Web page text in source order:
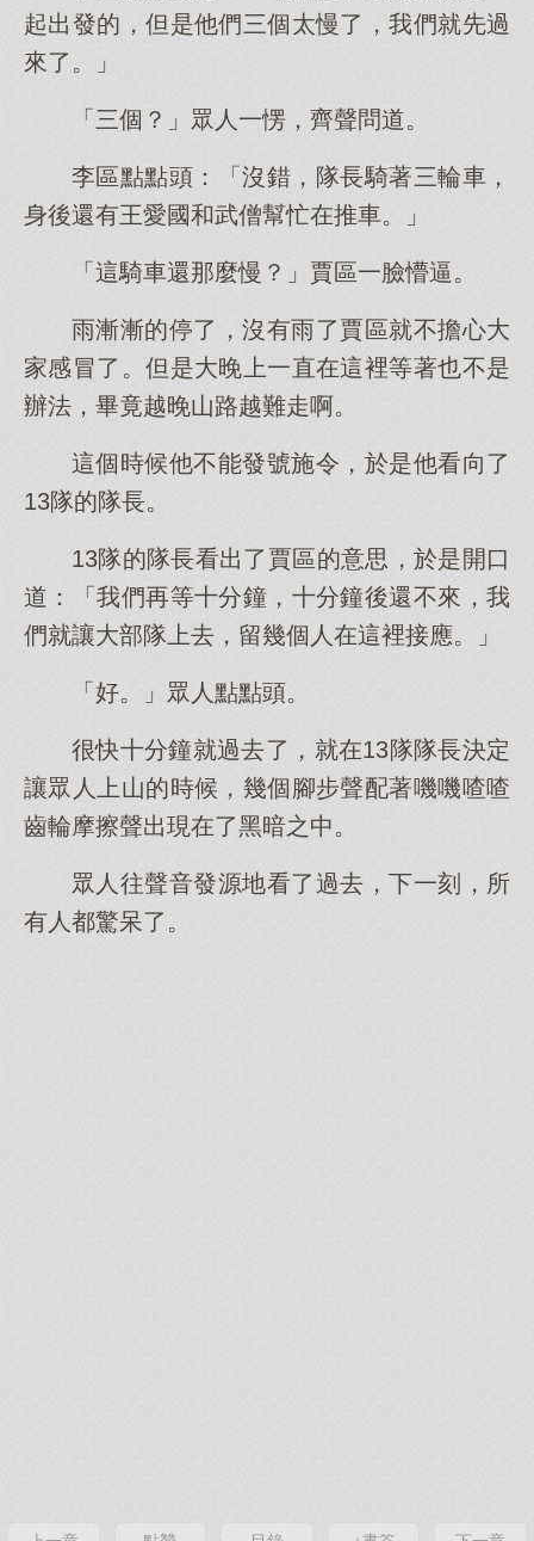
起出發的，但是他們三個太慢了，我們就先過
來了。」
「三個？」眾人一愣，齊聲問道。
李區點點頭：「沒錯，隊長騎著三輪車，
身後還有王愛國和武僧幫忙在推車。」
「這騎車還那麼慢？」賈區一臉懵逼。
雨漸漸的停了，沒有雨了賈區就不擔心大
家感冒了。但是大晚上一直在這裡等著也不是
辦法，畢竟越晚山路越難走啊。
這個時候他不能發號施令，於是他看向了
13隊的隊長。
13隊的隊長看出了賈區的意思，於是開口
道：「我們再等十分鐘，十分鐘後還不來，我
們就讓大部隊上去，留幾個人在這裡接應。」
「好。」眾人點點頭。
很快十分鐘就過去了，就在13隊隊長決定
讓眾人上山的時候，幾個腳步聲配著嘰嘰喳喳
齒輪摩擦聲出現在了黑暗之中。
眾人往聲音發源地看了過去，下一刻，所
有人都驚呆了。